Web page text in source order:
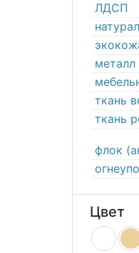
ЛДСП
металл
ткань
ткань
флок
Цвет